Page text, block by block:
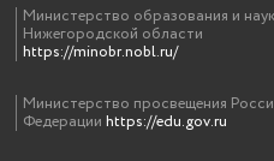
Министерство образования и
Нижегородской области
https://minobr.nobl.ru/
Министерство просвещения
Федерации https://edu.gov.ru